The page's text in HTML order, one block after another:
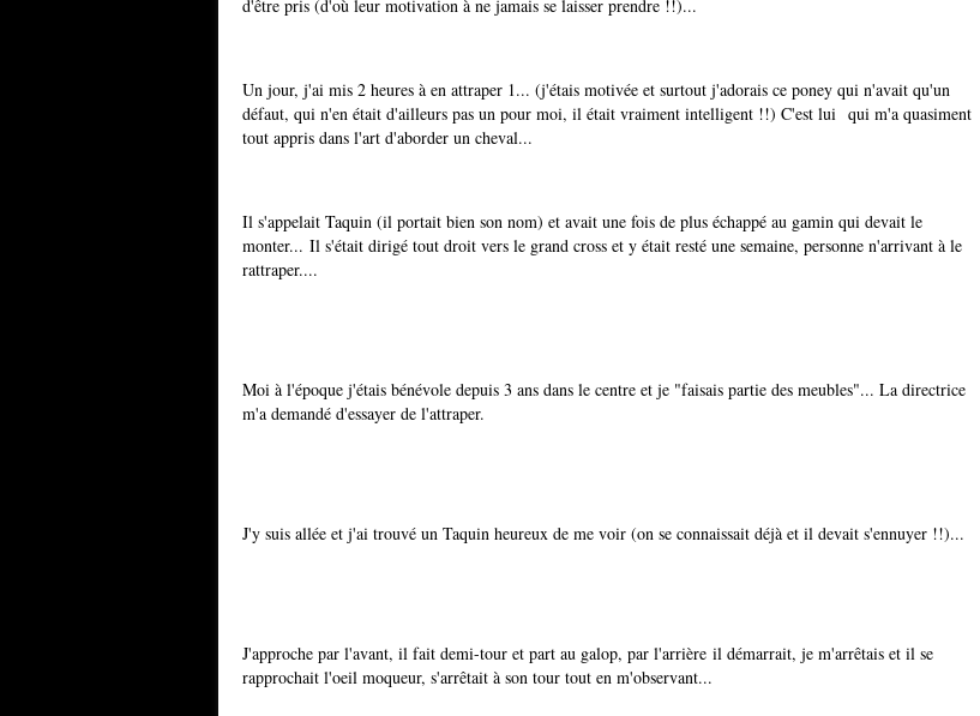
d'être pris (d'où leur motivation à ne jamais se laisser prendre !!)...
Un jour, j'ai mis 2 heures à en attraper 1... (j'étais motivée et surtout j'adorais ce poney qui n'avait qu'un
défaut, qui n'en était d'ailleurs pas un pour moi, il était vraiment intelligent !!) C'est lui qui m'a quasiment
tout appris dans l'art d'aborder un cheval...
Il s'appelait Taquin (il portait bien son nom) et avait une fois de plus échappé au gamin qui devait le
monter... Il s'était dirigé tout droit vers le grand cross et y était resté une semaine, personne n'arrivant à le
rattraper....
Moi à l'époque j'étais bénévole depuis 3 ans dans le centre et je "faisais partie des meubles"... La directrice
m'a demandé d'essayer de l'attraper.
J'y suis allée et j'ai trouvé un Taquin heureux de me voir (on se connaissait déjà et il devait s'ennuyer !!)...
J'approche par l'avant, il fait demi-tour et part au galop, par l'arrière il démarrait, je m'arrêtais et il se
rapprochait l'oeil moqueur, s'arrêtait à son tour tout en m'observant...